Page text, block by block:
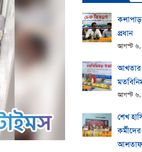
প্রধান
আগস্ট
আখতার
আগস্ট
শেখ
আলতাফ